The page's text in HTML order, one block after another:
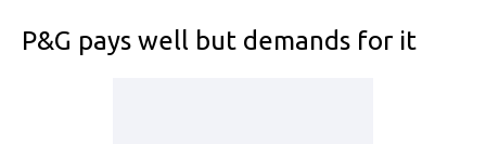
P&G pays well but demands for it